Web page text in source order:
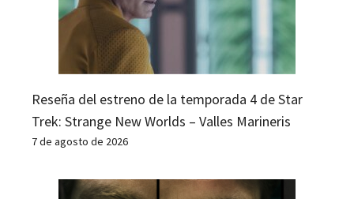
Reseña del estreno de la temporada 4 de Star
Trek: Strange New Worlds – Valles Marineris
7 de agosto de 2026